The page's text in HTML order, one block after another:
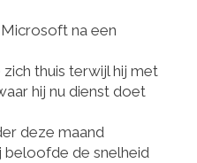
na een
thuis terwijl hij met
hij nu dienst doet
deze maand
beloofde de snelheid